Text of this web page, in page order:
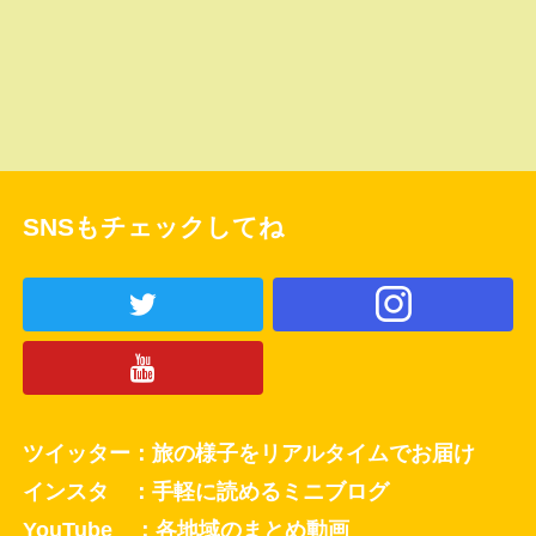
SNSもチェックしてね
ツイッター：旅の様子をリアルタイムでお届け
インスタ ：手軽に読めるミニブログ
YouTube ：各地域のまとめ動画